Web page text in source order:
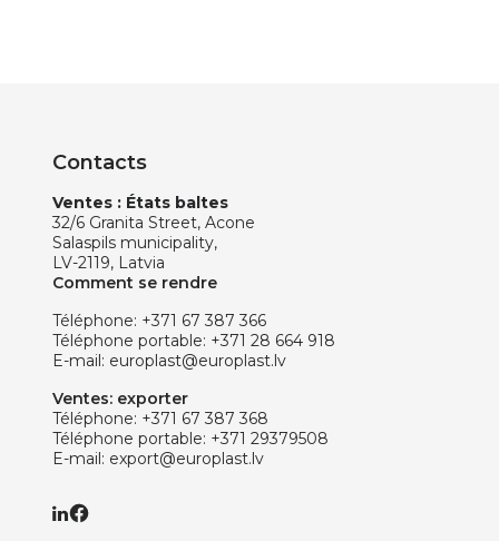
Contacts
Ventes : États baltes
32/6 Granita Street, Acone
Salaspils municipality,
LV-2119, Latvia
Comment se rendre
Téléphone: +371 67 387 366
Téléphone portable: +371 28 664 918
E-mail: europlast@europlast.lv
Ventes: exporter
Téléphone: +371 67 387 368
Téléphone portable: +371 29379508
E-mail: export@europlast.lv